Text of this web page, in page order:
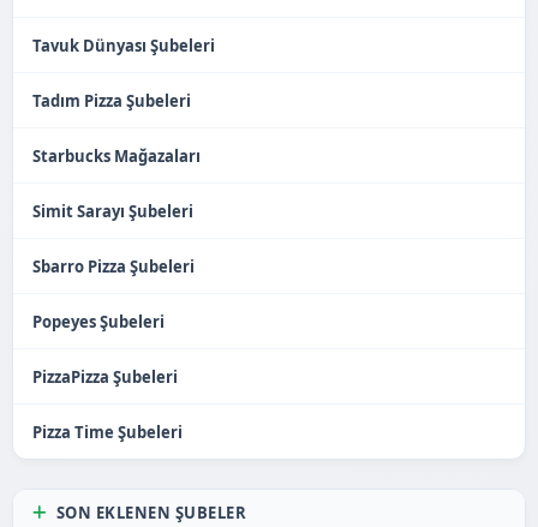
Tavuk Dünyası Şubeleri
Tadım Pizza Şubeleri
Starbucks Mağazaları
Simit Sarayı Şubeleri
Sbarro Pizza Şubeleri
Popeyes Şubeleri
PizzaPizza Şubeleri
Pizza Time Şubeleri
SON EKLENEN ŞUBELER